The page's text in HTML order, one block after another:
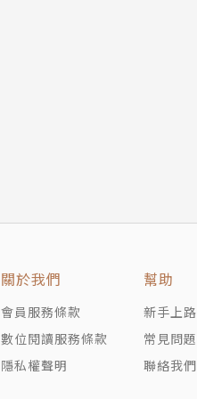
關於我們
會員服務條款
數位閱讀服務條款
隱私權聲明
幫助
新手上路
常見問題
聯絡我們